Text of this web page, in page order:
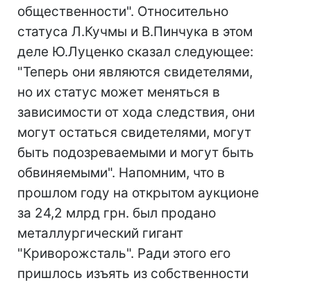
общественности". Относительно
статуса Л.Кучмы и В.Пинчука в этом
деле Ю.Луценко сказал следующее:
"Теперь они являются свидетелями,
но их статус может меняться в
зависимости от хода следствия, они
могут остаться свидетелями, могут
быть подозреваемыми и могут быть
обвиняемыми". Напомним, что в
прошлом году на открытом аукционе
за 24,2 млрд грн. был продано
металлургический гигант
"Криворожсталь". Ради этого его
пришлось изъять из собственности